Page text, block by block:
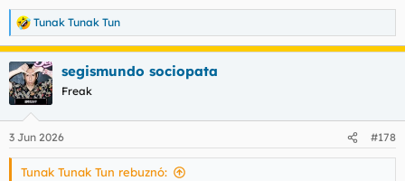
R
e
a
c
c
i
e
s
Tunak Tunak Tun
segismundo sociopata
Freak
3 Jun 2026 #178
Tunak Tunak Tun rebuznó: